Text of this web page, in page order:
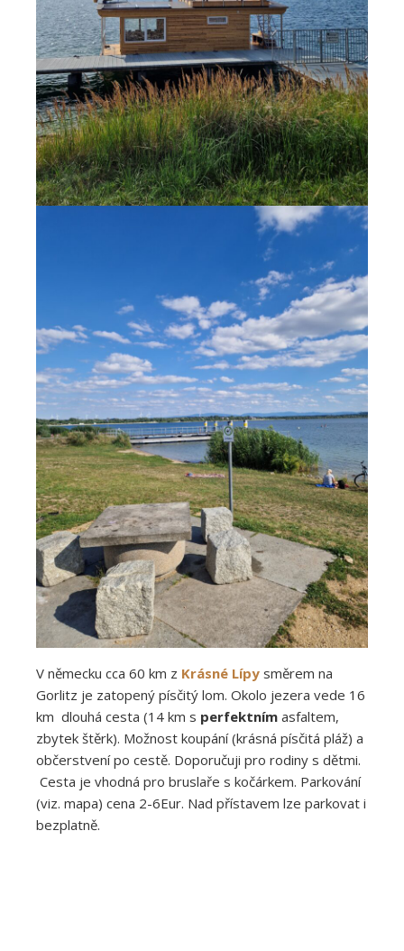
V německu cca 60 km z Krásné Lípy směrem na
Gorlitz je zatopený písčitý lom. Okolo jezera vede 16
km dlouhá cesta (14 km s perfektním asfaltem,
zbytek štěrk). Možnost koupání (krásná písčitá pláž) a
občerstvení po cestě. Doporučuji pro rodiny s dětmi.
Cesta je vhodná pro bruslaře s kočárkem. Parkování
(viz. mapa) cena 2-6Eur. Nad přístavem lze parkovat i
bezplatně.